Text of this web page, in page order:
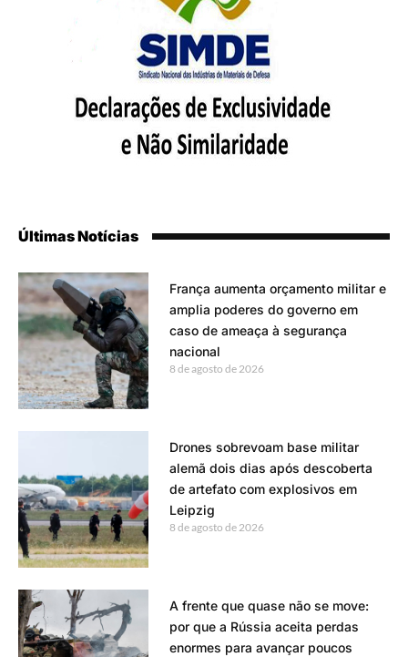
Últimas Notícias
França aumenta orçamento militar e
amplia poderes do governo em
caso de ameaça à segurança
nacional
8 de agosto de 2026
Drones sobrevoam base militar
alemã dois dias após descoberta
de artefato com explosivos em
Leipzig
8 de agosto de 2026
A frente que quase não se move:
por que a Rússia aceita perdas
enormes para avançar poucos